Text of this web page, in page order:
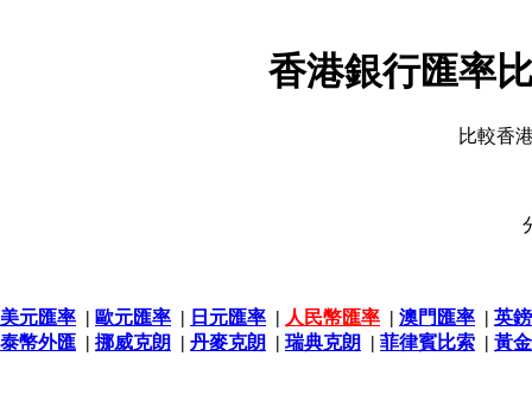
香港銀行匯率
比較香
美元匯率 | 歐元匯率 | 日元匯率 | 人民幣匯率 | 澳門匯率 | 英
泰幣外匯 | 挪威克朗 | 丹麥克朗 | 瑞典克朗 | 菲律賓比索 | 黃